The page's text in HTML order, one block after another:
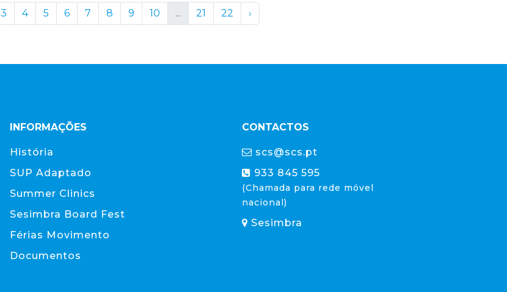
3 4 5 6 7 8 9 10 ... 21 22 ›
INFORMAÇÕES
História
SUP Adaptado
Summer Clinics
Sesimbra Board Fest
Férias Movimento
Documentos
CONTACTOS
scs@scs.pt
933 845 595
(Chamada para rede móvel
nacional)
Sesimbra